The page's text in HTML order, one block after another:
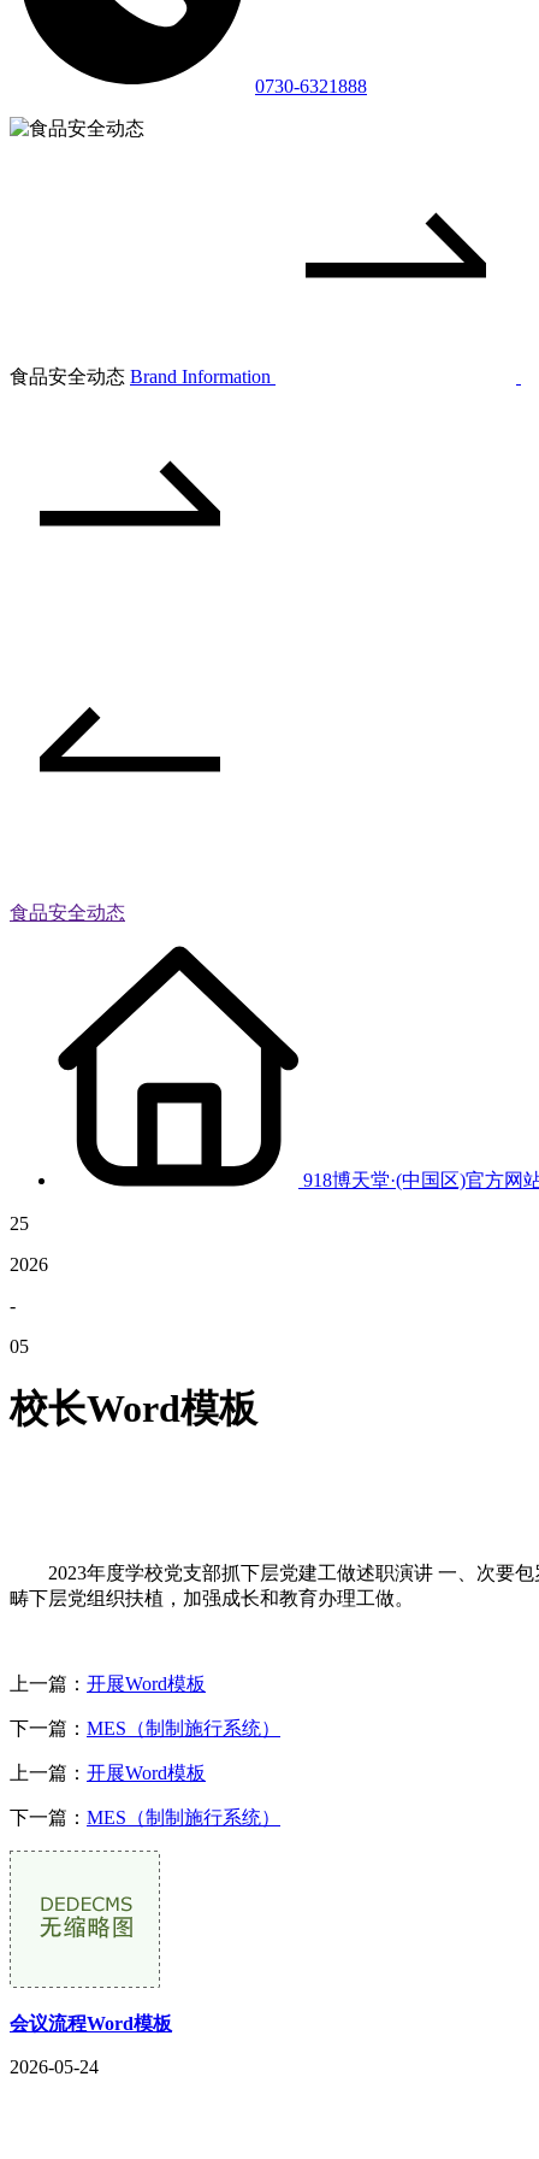
0730-6321888
食品安全动态 Brand Information
食品安全动态
918博天堂·(中国区)官方网
25
2026
-
05
校长Word模板
2023年度学校党支部抓下层党建工做述职演讲 一、次要包
畴下层党组织扶植，加强成长和教育办理工做。
上一篇： 开展Word模板
下一篇： MES（制制施行系统）
上一篇： 开展Word模板
下一篇： MES（制制施行系统）
会议流程Word模板
2026-05-24